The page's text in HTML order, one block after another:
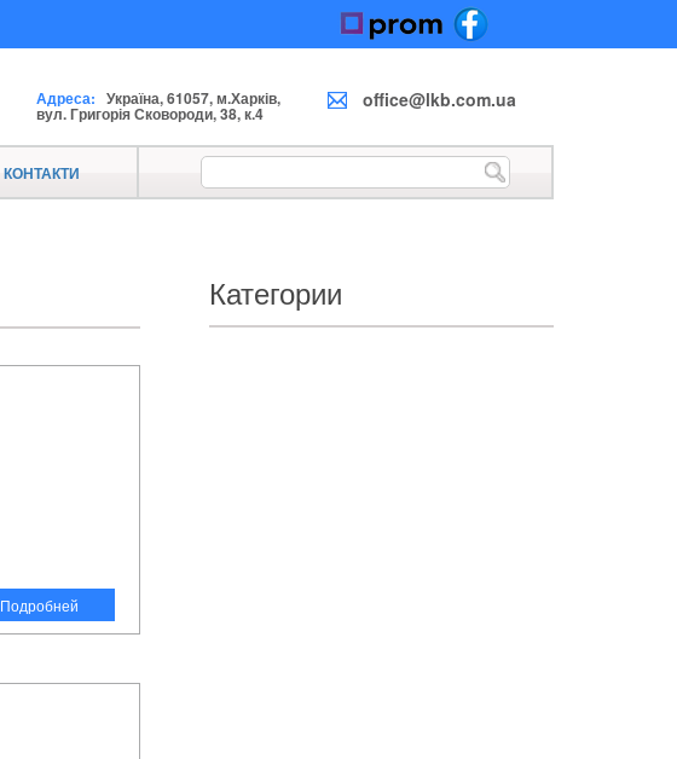
Адреса: Україна, 61057, м.Харків,
вул. Григорія Сковороди, 38, к.4
office@lkb.com.ua
КОНТАКТИ
Категории
Подробней